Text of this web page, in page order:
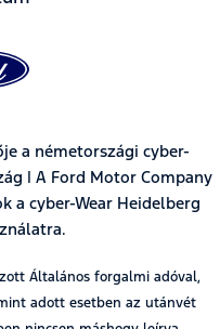
a németországi cyber-
| A Ford Motor Company
a cyber-Wear Heidelberg
Általános forgalmi adóval,
adott esetben az utánvét